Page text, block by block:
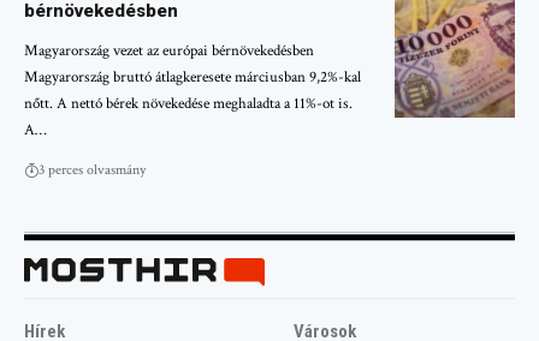
bérnövekedésben
Magyarország vezet az európai bérnövekedésben
Magyarország bruttó átlagkeresete márciusban 9,2%-kal
nőtt. A nettó bérek növekedése meghaladta a 11%-ot is.
A…
3 perces olvasmány
Hírek Városok